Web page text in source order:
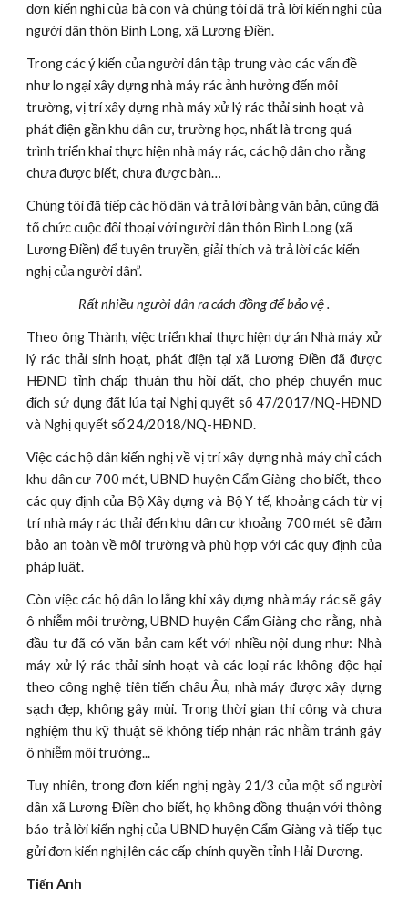
đơn kiến nghị của bà con và chúng tôi đã trả lời kiến nghị của
người dân thôn Bình Long, xã Lương Điền.
Trong các ý kiến của người dân tập trung vào các vấn đề
như lo ngại xây dựng nhà máy rác ảnh hưởng đến môi
trường, vị trí xây dựng nhà máy xử lý rác thải sinh hoạt và
phát điện gần khu dân cư, trường học, nhất là trong quá
trình triển khai thực hiện nhà máy rác, các hộ dân cho rằng
chưa được biết, chưa được bàn…
Chúng tôi đã tiếp các hộ dân và trả lời bằng văn bản, cũng đã
tổ chức cuộc đối thoại với người dân thôn Bình Long (xã
Lương Điền) để tuyên truyền, giải thích và trả lời các kiến
nghị của người dân”.
Rất nhiều người dân ra cách đồng để bảo vệ .
Theo ông Thành, việc triển khai thực hiện dự án Nhà máy xử
lý rác thải sinh hoạt, phát điện tại xã Lương Điền đã được
HĐND tỉnh chấp thuận thu hồi đất, cho phép chuyển mục
đích sử dụng đất lúa tại Nghị quyết số 47/2017/NQ-HĐND
và Nghị quyết số 24/2018/NQ-HĐND.
Việc các hộ dân kiến nghị về vị trí xây dựng nhà máy chỉ cách
khu dân cư 700 mét, UBND huyện Cẩm Giàng cho biết, theo
các quy định của Bộ Xây dựng và Bộ Y tế, khoảng cách từ vị
trí nhà máy rác thải đến khu dân cư khoảng 700 mét sẽ đảm
bảo an toàn về môi trường và phù hợp với các quy định của
pháp luật.
Còn việc các hộ dân lo lắng khi xây dựng nhà máy rác sẽ gây
ô nhiễm môi trường, UBND huyện Cẩm Giàng cho rằng, nhà
đầu tư đã có văn bản cam kết với nhiều nội dung như: Nhà
máy xử lý rác thải sinh hoạt và các loại rác không độc hại
theo công nghệ tiên tiến châu Âu, nhà máy được xây dựng
sạch đẹp, không gây mùi. Trong thời gian thi công và chưa
nghiệm thu kỹ thuật sẽ không tiếp nhận rác nhằm tránh gây
ô nhiễm môi trường...
Tuy nhiên, trong đơn kiến nghị ngày 21/3 của một số người
dân xã Lương Điền cho biết, họ không đồng thuận với thông
báo trả lời kiến nghị của UBND huyện Cẩm Giàng và tiếp tục
gửi đơn kiến nghị lên các cấp chính quyền tỉnh Hải Dương.
Tiến Anh